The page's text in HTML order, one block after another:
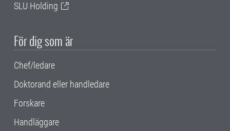
SLU Holding
För dig som är
Chef/ledare
Doktorand eller handledare
Forskare
Handläggare